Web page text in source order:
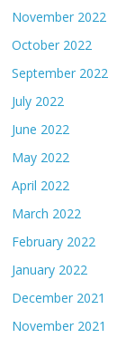
November 2022
October 2022
September 2022
July 2022
June 2022
May 2022
April 2022
March 2022
February 2022
January 2022
December 2021
November 2021